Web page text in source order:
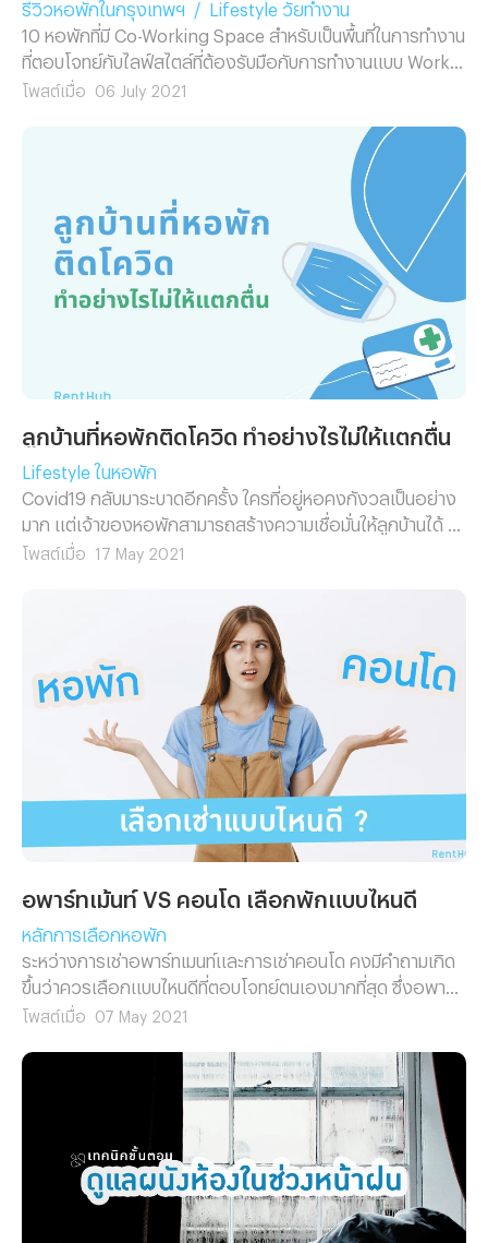
โทรแจ้ง 199 กันด้วยนะคะ สำหรับเพื่อน ๆ คนไหนที่มีแพลนจะ
ย้ายหอพักแต่ยังหาหอพักที่ถูกใจไม่ได้สักที ลองค้นหาบน
เว็บไซต์ Renthub.in.th ได้เลยนะคะ เรามีหอพักให้คุณเลือก
มากกว่า 15,000 แห่งทั่วไทย Renthub ฝากติดตามบทความอื่น
รีวิวหอพักในกรุงเทพฯ /
Lifestyle วัยทำงาน
10 หอพักที่มี Co-Working Space สำหรับเป็นพื้นที่ในการทำงาน
ที่ตอบโจทย์กับไลฟ์สไตล์ที่ต้องรับมือกับการทำงานแบบ Work
from home
โพสต์เมื่อ 06 July 2021
ลูกบ้านที่หอพักติดโควิด ทำอย่างไรไม่ให้แตกตื่น
Lifestyle ในหอพัก
Covid19 กลับมาระบาดอีกครั้ง ใครที่อยู่หอคงกังวลเป็นอย่าง
มาก แต่เจ้าของหอพักสามารถสร้างความเชื่อมั่นให้ลูกบ้านได้ ไป
ดูวิธีการป้องกันในหอพักกัน
โพสต์เมื่อ 17 May 2021
อพาร์ทเม้นท์ VS คอนโด เลือกพักแบบไหนดี
หลักการเลือกหอพัก
ระหว่างการเช่าอพาร์ทเมนท์และการเช่าคอนโด คงมีคำถามเกิด
ขึ้นว่าควรเลือกแบบไหนดีที่ตอบโจทย์ตนเองมากที่สุด ซึ่งอพาร์ท
เมนท์ถือว่าเป็นตัวเลือกน่าสนใจไม่น้อย
โพสต์เมื่อ 07 May 2021